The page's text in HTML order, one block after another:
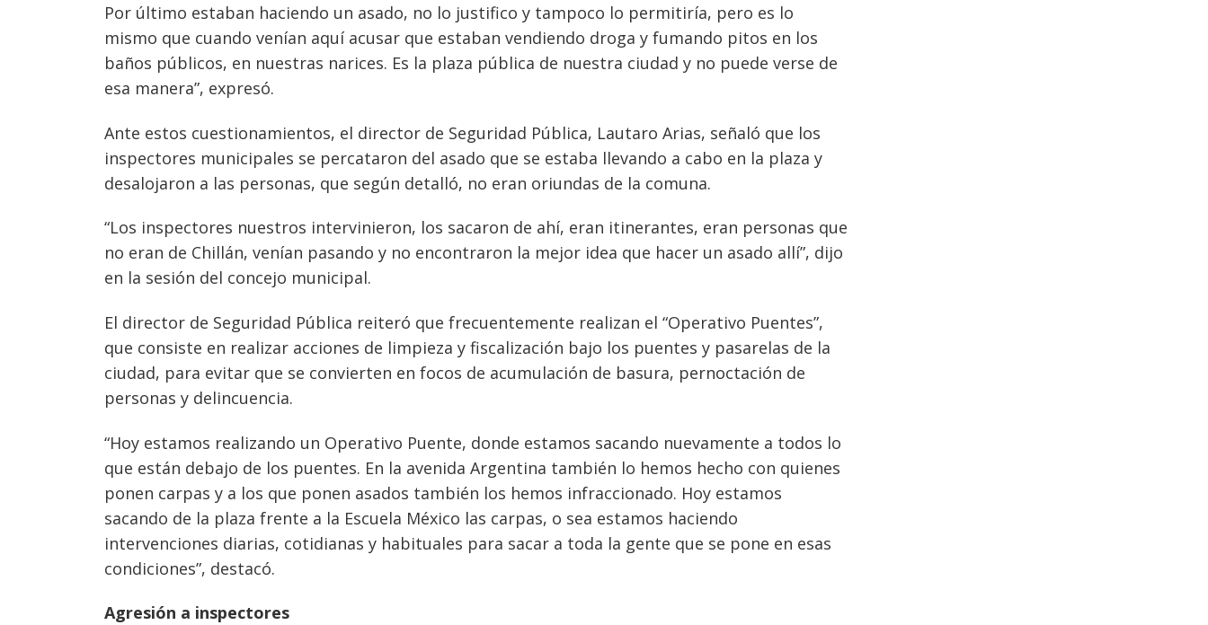
Por último estaban haciendo un asado, no lo justifico y tampoco lo permitiría, pero es lo
mismo que cuando venían aquí acusar que estaban vendiendo droga y fumando pitos en los
baños públicos, en nuestras narices. Es la plaza pública de nuestra ciudad y no puede verse de
esa manera”, expresó.
Ante estos cuestionamientos, el director de Seguridad Pública, Lautaro Arias, señaló que los
inspectores municipales se percataron del asado que se estaba llevando a cabo en la plaza y
desalojaron a las personas, que según detalló, no eran oriundas de la comuna.
“Los inspectores nuestros intervinieron, los sacaron de ahí, eran itinerantes, eran personas que
no eran de Chillán, venían pasando y no encontraron la mejor idea que hacer un asado allí”, dijo
en la sesión del concejo municipal.
El director de Seguridad Pública reiteró que frecuentemente realizan el “Operativo Puentes”,
que consiste en realizar acciones de limpieza y fiscalización bajo los puentes y pasarelas de la
ciudad, para evitar que se convierten en focos de acumulación de basura, pernoctación de
personas y delincuencia.
“Hoy estamos realizando un Operativo Puente, donde estamos sacando nuevamente a todos lo
que están debajo de los puentes. En la avenida Argentina también lo hemos hecho con quienes
ponen carpas y a los que ponen asados también los hemos infraccionado. Hoy estamos
sacando de la plaza frente a la Escuela México las carpas, o sea estamos haciendo
intervenciones diarias, cotidianas y habituales para sacar a toda la gente que se pone en esas
condiciones”, destacó.
Agresión a inspectores
Navegación